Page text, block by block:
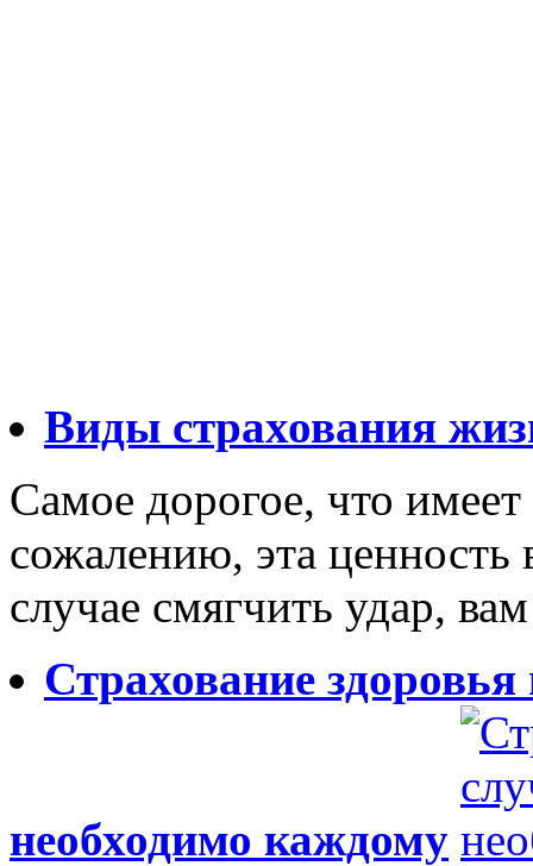
Виды страхования
Самое дорогое, что
сожалению, эта ценность
случае смягчить удар,
Страхование
необходимо каждому